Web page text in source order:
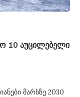
10 აუცილებელი
მარსზე 2030